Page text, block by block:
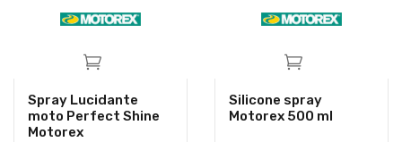
Spray Lucidante
moto Perfect Shine
Motorex
Silicone spray
Motorex 500 ml